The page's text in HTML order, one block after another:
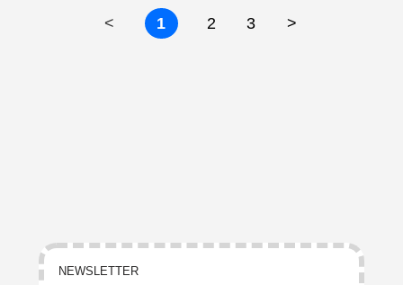
< 1 2 3 >
NEWSLETTER